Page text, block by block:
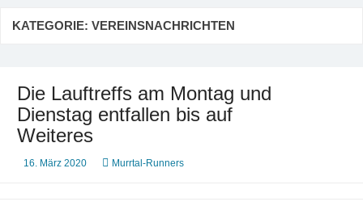
KATEGORIE: VEREINSNACHRICHTEN
Die Lauftreffs am Montag und
Dienstag entfallen bis auf
Weiteres
16. März 2020 Murrtal-Runners